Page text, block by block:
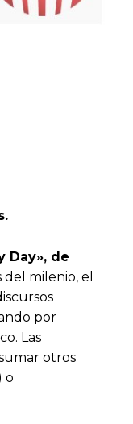
Day», de
milenio, el
por
Las
otros
o